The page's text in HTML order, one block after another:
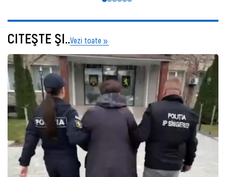
CITEŞTE ŞI..Vezi toate